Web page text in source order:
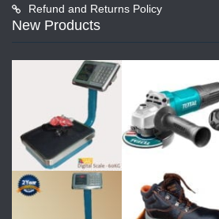
Refund and Returns Policy
New Products